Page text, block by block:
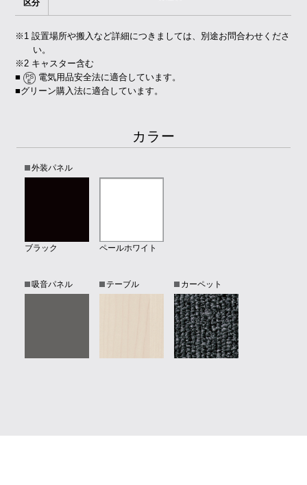
区分
※1 設置場所や搬入など詳細につきましては、別途お問合わせくださ
い。
※2 キャスター含む
■
電気用品安全法に適合しています。
■グリーン購入法に適合しています。
カラー
外装パネル
ブラック ペールホワイト
吸音パネル テーブル カーペット